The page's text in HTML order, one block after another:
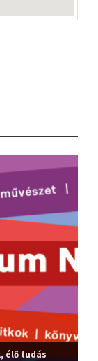
élő tudás